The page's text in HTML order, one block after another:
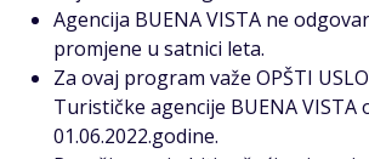
Agencija BUENA VISTA ne
promjene u satnici leta.
Za ovaj program važe OPŠTI
Turističke agencije BUENA VISTA
01.06.2022.godine.